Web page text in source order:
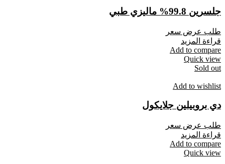
جلسرين 99.8% ماليزي طبي
طلب عرض سعر
قراءة المزيد
Add to compare
Quick view
Sold out
Add to wishlist
دي بروبيلين جلايكول
طلب عرض سعر
قراءة المزيد
Add to compare
Quick view